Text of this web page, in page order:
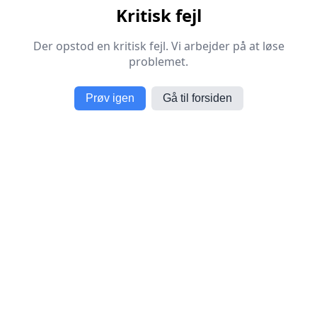
Kritisk fejl
Der opstod en kritisk fejl. Vi arbejder på at løse
problemet.
Prøv igen Gå til forsiden